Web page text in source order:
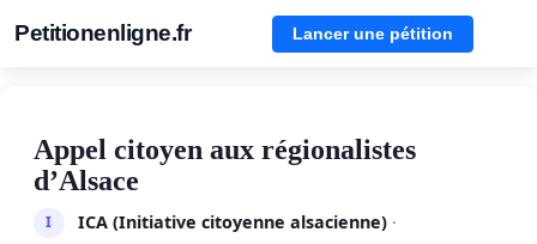
Petitionenligne.fr Lancer une pétition
Appel citoyen aux régionalistes
d’Alsace
I ICA (Initiative citoyenne alsacienne)·